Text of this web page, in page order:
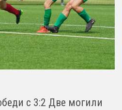
с 3:2 Две могили